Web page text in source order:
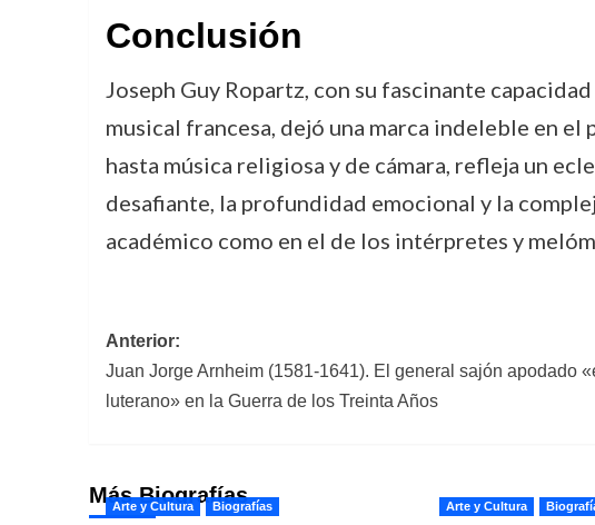
Conclusión
Joseph Guy Ropartz, con su fascinante
musical francesa, dejó una marca indeleble en
hasta música religiosa y de cámara, refleja un
desafiante, la profundidad emocional y la
académico como en el de los intérpretes y
Navegación
de
Anterior:
Juan Jorge Arnheim (1581-1641). El general sajón apodado
luterano» en la Guerra de los Treinta Años
Más Biografías
Arte y Cultura Biografías Arte y Cultura